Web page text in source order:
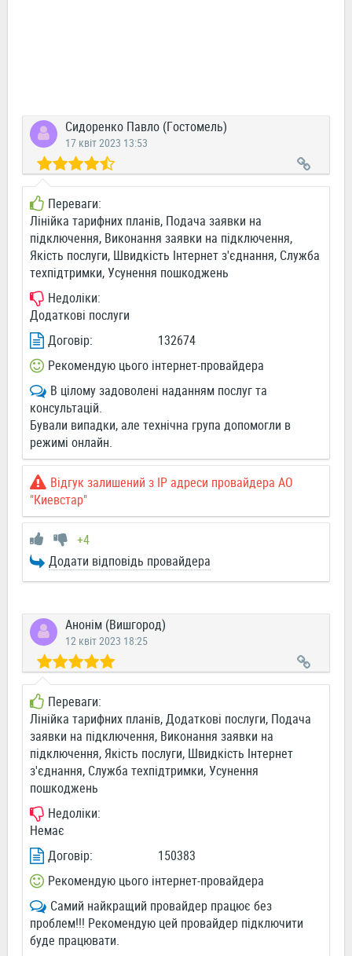
Сидоренко Павло (Гостомель)
17 квіт 2023 13:53
Переваги:
Лінійка тарифних планів, Подача заявки на
підключення, Виконання заявки на підключення,
Якість послуги, Швидкість Інтернет з'єднання, Служба
техпідтримки, Усунення пошкоджень
Недоліки:
Додаткові послуги
Договір:
132674
Рекомендую цього інтернет-провайдера
В цілому задоволені наданням послуг та
консультацій.
Бували випадки, але технічна група допомогли в
режимі онлайн.
Відгук залишений з IP адреси провайдера АО
"Киевстар"
+4
Додати відповідь провайдера
Анонім (Вишгород)
12 квіт 2023 18:25
Переваги:
Лінійка тарифних планів, Додаткові послуги, Подача
заявки на підключення, Виконання заявки на
підключення, Якість послуги, Швидкість Інтернет
з'єднання, Служба техпідтримки, Усунення
пошкоджень
Недоліки:
Немає
Договір:
150383
Рекомендую цього інтернет-провайдера
Самий найкращий провайдер працює без
проблем!!! Рекомендую цей провайдер підключити
буде працювати.